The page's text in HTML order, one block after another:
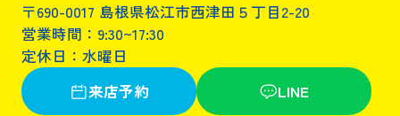
〒690-0017 島根県松江市西津田５丁目2-20
営業時間：9:30~17:30
定休日：水曜日
来店予約
LINE